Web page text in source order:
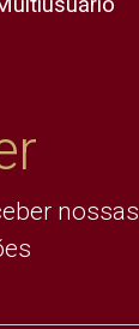
nossas